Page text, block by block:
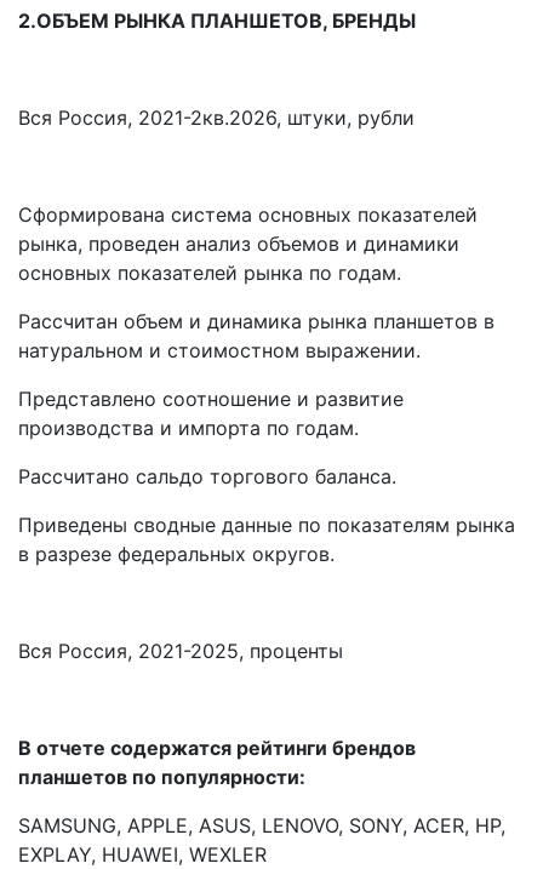
2.ОБЪЕМ РЫНКА ПЛАНШЕТОВ, БРЕНДЫ
Вся Россия, 2021-2кв.2026, штуки, рубли
Сформирована система основных показателей
рынка, проведен анализ объемов и динамики
основных показателей рынка по годам.
Рассчитан объем и динамика рынка планшетов в
натуральном и стоимостном выражении.
Представлено соотношение и развитие
производства и импорта по годам.
Рассчитано сальдо торгового баланса.
Приведены сводные данные по показателям рынка
в разрезе федеральных округов.
Вся Россия, 2021-2025, проценты
В отчете содержатся рейтинги брендов
планшетов по популярности:
SAMSUNG, APPLE, ASUS, LENOVO, SONY, ACER, HP,
EXPLAY, HUAWEI, WEXLER